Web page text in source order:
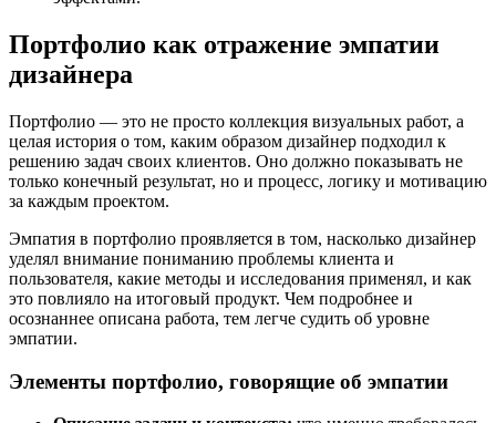
Портфолио как отражение эмпатии
дизайнера
Портфолио — это не просто коллекция визуальных работ, а
целая история о том, каким образом дизайнер подходил к
решению задач своих клиентов. Оно должно показывать не
только конечный результат, но и процесс, логику и мотивацию
за каждым проектом.
Эмпатия в портфолио проявляется в том, насколько дизайнер
уделял внимание пониманию проблемы клиента и
пользователя, какие методы и исследования применял, и как
это повлияло на итоговый продукт. Чем подробнее и
осознаннее описана работа, тем легче судить об уровне
эмпатии.
Элементы портфолио, говорящие об эмпатии